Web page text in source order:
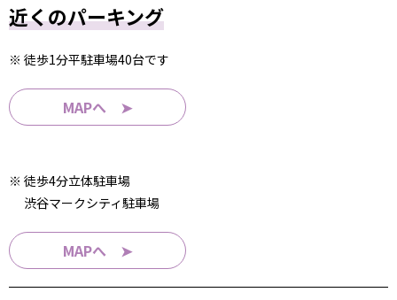
近くのパーキング
※ 徒歩1分平駐車場40台です
MAPへ ➤
※ 徒歩4分立体駐車場
渋谷マークシティ駐車場
MAPへ ➤